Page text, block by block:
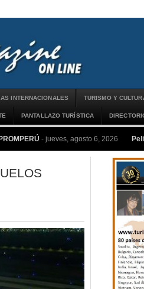
INTERNACIONALES TURISMO Y
PANTALLAZO TURÍSTICA
- jueves, agosto 6, 2026